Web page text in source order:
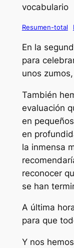
vocabulario
Resumen-total
En la
para
unos
También
evaluación
en
en
la inmensa
reconocer
se han
A última
para que
Y nos